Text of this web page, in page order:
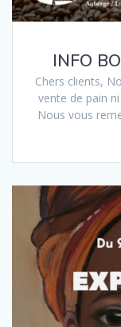
INFO
Chers clients,
vente de pain
Nous vous